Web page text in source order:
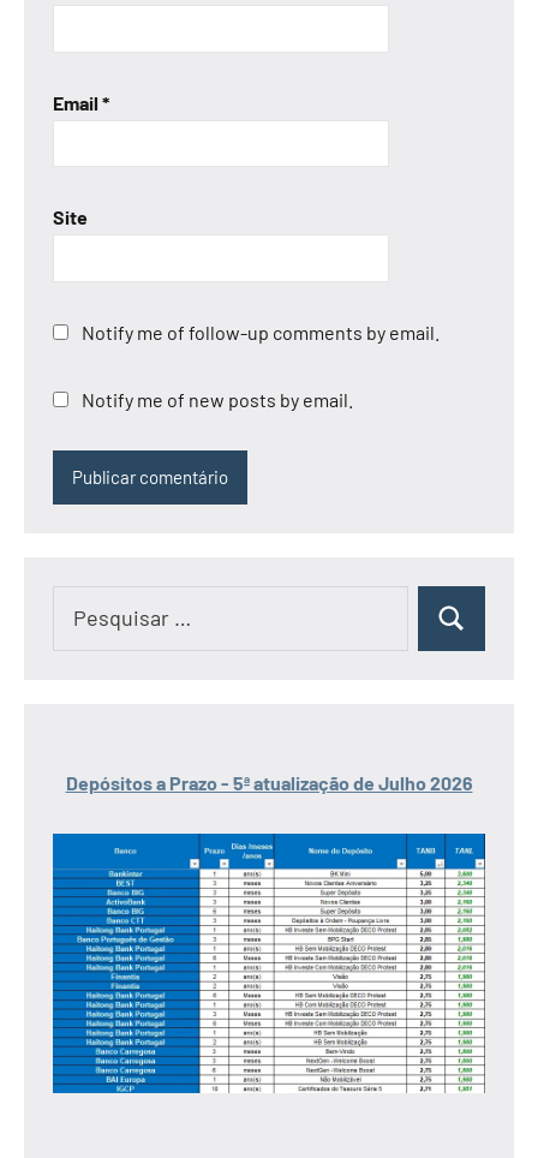
Email *
Site
Notify me of follow-up comments by email.
Notify me of new posts by email.
Pesquisar
Depósitos a Prazo - 5ª atualização de Julho 2026